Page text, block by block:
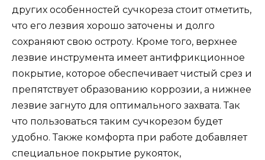
других особенностей сучкореза стоит отметить,
что его лезвия хорошо заточены и долго
сохраняют свою остроту. Кроме того, верхнее
лезвие инструмента имеет антифрикционное
покрытие, которое обеспечивает чистый срез и
препятствует образованию коррозии, а нижнее
лезвие загнуто для оптимального захвата. Так
что пользоваться таким сучкорезом будет
удобно. Также комфорта при работе добавляет
специальное покрытие рукояток,